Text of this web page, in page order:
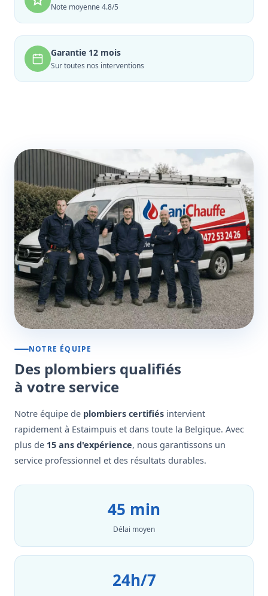
Note moyenne 4.8/5
Garantie 12 mois
Sur toutes nos interventions
NOTRE ÉQUIPE
Des plombiers qualifiés
à votre service
Notre équipe de plombiers certifiés intervient
rapidement à Estaimpuis et dans toute la Belgique. Avec
plus de 15 ans d'expérience, nous garantissons un
service professionnel et des résultats durables.
45 min
Délai moyen
24h/7